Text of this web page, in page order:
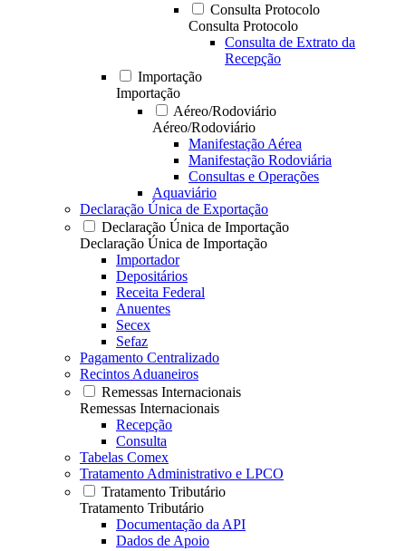
Consulta Protocolo
Consulta Protocolo
Consulta de Extrato da
Recepção
Importação
Importação
Aéreo/Rodoviário
Aéreo/Rodoviário
Manifestação Aérea
Manifestação Rodoviária
Consultas e Operações
Aquaviário
Declaração Única de Exportação
Declaração Única de Importação
Declaração Única de Importação
Importador
Depositários
Receita Federal
Anuentes
Secex
Sefaz
Pagamento Centralizado
Recintos Aduaneiros
Remessas Internacionais
Remessas Internacionais
Recepção
Consulta
Tabelas Comex
Tratamento Administrativo e LPCO
Tratamento Tributário
Tratamento Tributário
Documentação da API
Dados de Apoio